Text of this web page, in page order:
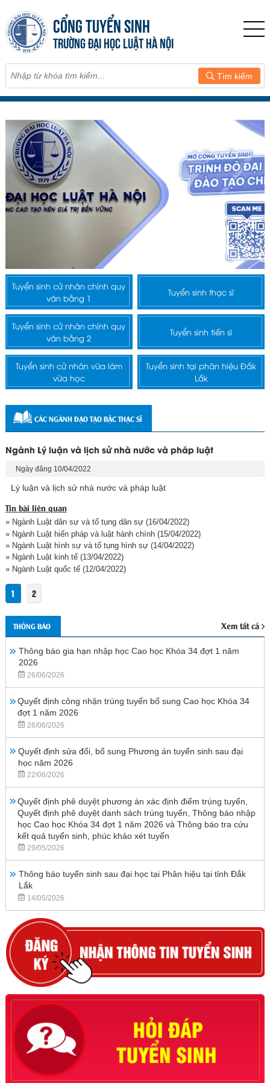
CỔNG TUYỂN SINH
TRƯỜNG ĐẠI HỌC LUẬT HÀ NỘI
Tìm kiếm
Tuyển sinh cử nhân chính quy
văn bằng 1
Tuyển sinh thạc sĩ
Tuyển sinh cử nhân chính quy
văn bằng 2
Tuyển sinh tiến sĩ
Tuyển sinh cử nhân vừa làm
vừa học
Tuyển sinh tại phân hiệu Đắk
Lắk
CÁC NGÀNH ĐẠO TẠO BẬC THẠC SĨ
Ngành Lý luận và lịch sử nhà nước và pháp luật
Ngày đăng 10/04/2022
Lý luận và lịch sử nhà nước và pháp luật
Tin bài liên quan
» Ngành Luật dân sự và tố tụng dân sự(16/04/2022)
» Ngành Luật hiến pháp và luật hành chính(15/04/2022)
» Ngành Luật hình sự và tố tụng hình sự(14/04/2022)
» Ngành Luật kinh tế(13/04/2022)
» Ngành Luật quốc tế(12/04/2022)
1 2
THÔNG BÁO Xem tất cả
Thông báo gia hạn nhập học Cao học Khóa 34 đợt 1 năm
2026
26/06/2026
Quyết định công nhận trúng tuyển bổ sung Cao học Khóa 34
đợt 1 năm 2026
26/06/2026
Quyết định sửa đổi, bổ sung Phương án tuyển sinh sau đại
học năm 2026
22/06/2026
Quyết định phê duyệt phương án xác định điểm trúng tuyển,
Quyết định phê duyệt danh sách trúng tuyển, Thông báo nhập
học Cao học Khóa 34 đợt 1 năm 2026 và Thông báo tra cứu
kết quả tuyển sinh, phúc khảo xét tuyển
29/05/2026
Thông báo tuyển sinh sau đại học tại Phân hiệu tại tỉnh Đắk
Lắk
14/05/2026